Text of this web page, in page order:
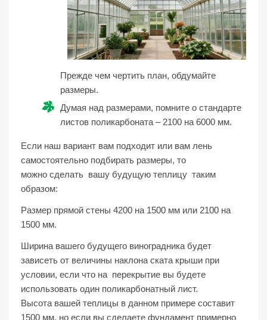
Прежде чем чертить план, обдумайте
размеры.
Думая над размерами, помните о стандарте
листов поликарбоната – 2100 на 6000 мм.
Если наш вариант вам подходит или вам лень
самостоятельно подбирать размеры, то
можно сделать вашу будущую теплицу таким
образом:
Размер прямой стены 4200 на 1500 мм или 2100 на
1500 мм.
Ширина вашего будущего виноградника будет
зависеть от величины наклона ската крыши при
условии, если что на перекрытие вы будете
использовать один поликарбонатный лист.
Высота вашей теплицы в данном примере составит
1500 мм, но если вы сделаете фундамент примерно